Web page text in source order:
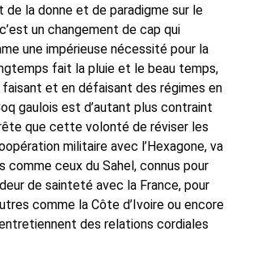
de la donne et de paradigme sur le
un changement de cap qui
une impérieuse nécessité pour la
fait la pluie et le beau temps,
et en défaisant des régimes en
gaulois est d’autant plus contraint
que cette volonté de réviser les
militaire avec l’Hexagone, va
comme ceux du Sahel, connus pour
de sainteté avec la France, pour
comme la Côte d’Ivoire ou encore
des relations cordiales